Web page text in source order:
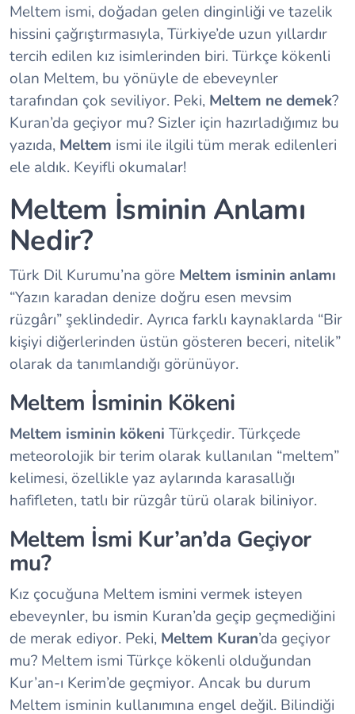
Meltem ismi, doğadan gelen dinginliği ve tazelik
hissini çağrıştırmasıyla, Türkiye’de uzun yıllardır
tercih edilen kız isimlerinden biri. Türkçe kökenli
olan Meltem, bu yönüyle de ebeveynler
tarafından çok seviliyor. Peki, Meltem ne demek?
Kuran’da geçiyor mu? Sizler için hazırladığımız bu
yazıda, Meltem ismi ile ilgili tüm merak edilenleri
ele aldık. Keyifli okumalar!
Meltem İsminin Anlamı
Nedir?
Türk Dil Kurumu’na göre Meltem isminin anlamı
“Yazın karadan denize doğru esen mevsim
rüzgârı” şeklindedir. Ayrıca farklı kaynaklarda “Bir
kişiyi diğerlerinden üstün gösteren beceri, nitelik”
olarak da tanımlandığı görünüyor.
Meltem İsminin Kökeni
Meltem isminin kökeni Türkçedir. Türkçede
meteorolojik bir terim olarak kullanılan “meltem”
kelimesi, özellikle yaz aylarında karasallığı
hafifleten, tatlı bir rüzgâr türü olarak biliniyor.
Meltem İsmi Kur’an’da Geçiyor
mu?
Kız çocuğuna Meltem ismini vermek isteyen
ebeveynler, bu ismin Kuran’da geçip geçmediğini
de merak ediyor. Peki, Meltem Kuran’da geçiyor
mu? Meltem ismi Türkçe kökenli olduğundan
Kur’an-ı Kerim’de geçmiyor. Ancak bu durum
Meltem isminin kullanımına engel değil. Bilindiği